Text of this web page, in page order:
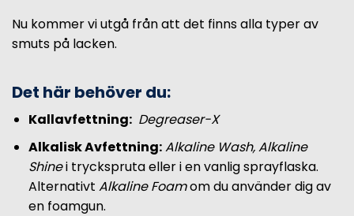
Nu kommer vi utgå från att det finns alla typer av
smuts på lacken.
Det här behöver du:
Kallavfettning: Degreaser-X
Alkalisk Avfettning:Alkaline Wash,Alkaline
Shinei tryckspruta eller i en vanlig sprayflaska.
Alternativt Alkaline Foamom du använder dig av
en foamgun.